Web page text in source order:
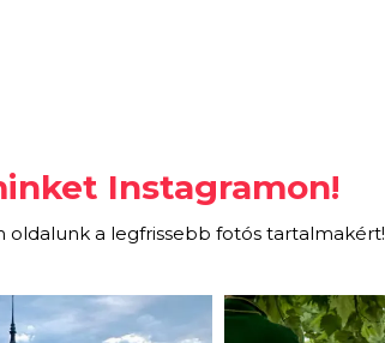
Instagramon!
oldalunk a legfrissebb fotós tartalmakért!